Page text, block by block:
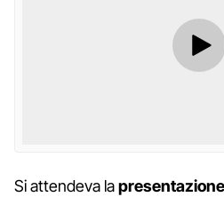
Si attendeva la